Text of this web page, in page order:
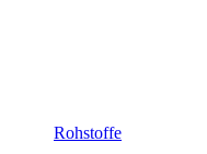
Rohstoffe